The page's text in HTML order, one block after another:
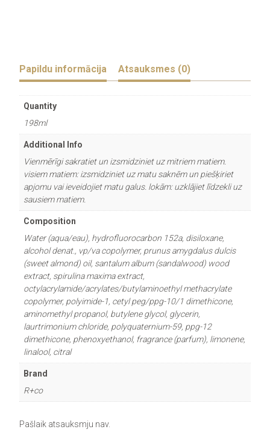
Papildu informācija Atsauksmes (0)
Quantity
198ml
Additional Info
Vienmērīgi sakratiet un izsmidziniet uz mitriem matiem.
visiem matiem: izsmidziniet uz matu saknēm un piešķiriet
apjomu vai ieveidojiet matu galus. lokām: uzklājiet līdzekli uz
sausiem matiem.
Composition
Water (aqua/eau), hydrofluorocarbon 152a, disiloxane,
alcohol denat., vp/va copolymer, prunus amygdalus dulcis
(sweet almond) oil, santalum album (sandalwood) wood
extract, spirulina maxima extract,
octylacrylamide/acrylates/butylaminoethyl methacrylate
copolymer, polyimide-1, cetyl peg/ppg-10/1 dimethicone,
aminomethyl propanol, butylene glycol, glycerin,
laurtrimonium chloride, polyquaternium-59, ppg-12
dimethicone, phenoxyethanol, fragrance (parfum), limonene,
linalool, citral
Brand
R+co
Pašlaik atsauksmju nav.